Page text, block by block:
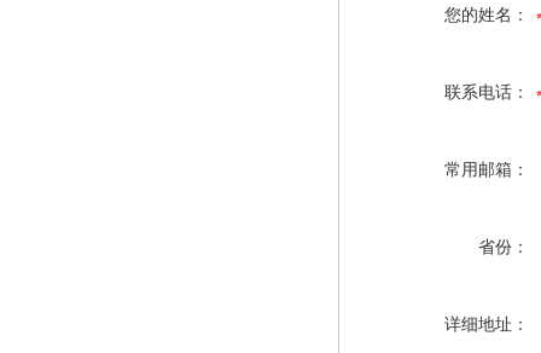
您的姓名：
联系电话：
常用邮箱：
省份：
详细地址：